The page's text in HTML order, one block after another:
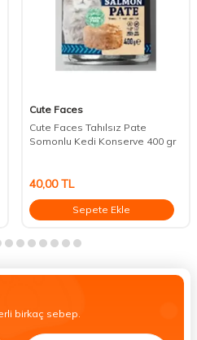
Cute Faces
Cute Faces Tahılsız Pate
Somonlu Kedi Konserve 400 gr
40,00TL
Sepete Ekle
birkaç sebep.